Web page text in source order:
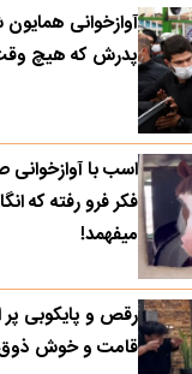
آوازخوانی همایون
پدرش که هیچ
اسب با
فکر فرو رفته که
میفهمد!
رقص و پایکوبی پر
قامت و خوش